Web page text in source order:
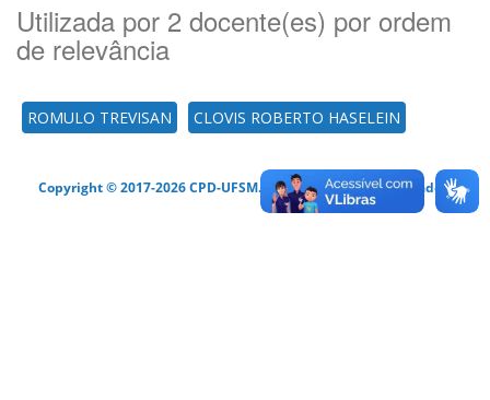
Utilizada por 2 docente(es) por ordem
de relevância
ROMULO TREVISAN CLOVIS ROBERTO HASELEIN
Copyright © 2017-2026 CPD-UFSM. Todos os direitos reservados.